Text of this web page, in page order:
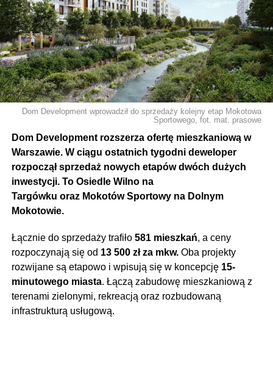
Dom Development wprowadził do sprzedaży kolejny etap Mokotowa
Sportowego, fot. mat. prasowe
Dom Development rozszerza ofertę mieszkaniową w
Warszawie. W ciągu ostatnich tygodni deweloper
rozpoczął sprzedaż nowych etapów dwóch dużych
inwestycji. To Osiedle Wilno na
Targówku oraz Mokotów Sportowy na Dolnym
Mokotowie.
Łącznie do sprzedaży trafiło 581 mieszkań, a ceny
rozpoczynają się od 13 500 zł za mkw.Oba projekty
rozwijane są etapowo i wpisują się w koncepcję 15-
minutowego miasta. Łączą zabudowę mieszkaniową z
terenami zielonymi, rekreacją oraz rozbudowaną
infrastrukturą usługową.